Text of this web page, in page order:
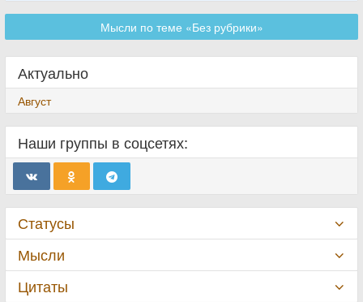
Мысли по теме «Без рубрики»
Актуально
Август
Наши группы в соцсетях:
Статусы
Мысли
Цитаты